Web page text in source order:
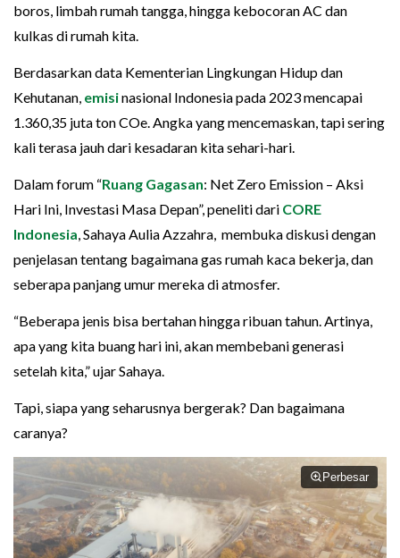
boros, limbah rumah tangga, hingga kebocoran AC dan
kulkas di rumah kita.
Berdasarkan data Kementerian Lingkungan Hidup dan
Kehutanan, emisinasional Indonesia pada 2023 mencapai
1.360,35 juta ton COe. Angka yang mencemaskan, tapi sering
kali terasa jauh dari kesadaran kita sehari-hari.
Dalam forum “Ruang Gagasan: Net Zero Emission – Aksi
Hari Ini, Investasi Masa Depan”, peneliti dari CORE
Indonesia , Sahaya Aulia Azzahra, membuka diskusi dengan
penjelasan tentang bagaimana gas rumah kaca bekerja, dan
seberapa panjang umur mereka di atmosfer.
“Beberapa jenis bisa bertahan hingga ribuan tahun. Artinya,
apa yang kita buang hari ini, akan membebani generasi
setelah kita,” ujar Sahaya.
Tapi, siapa yang seharusnya bergerak? Dan bagaimana
caranya?
Perbesar